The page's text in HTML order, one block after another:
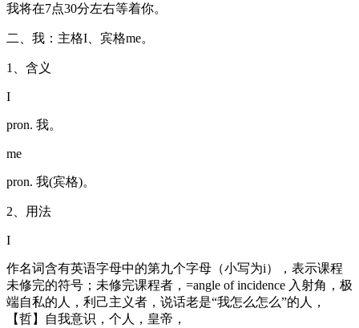
我将在7点30分左右等着你。
二、我：主格I、宾格me。
1、含义
I
pron. 我。
me
pron. 我(宾格)。
2、用法
I
作名词含有英语字母中的第九个字母（小写为i），表示课程
未修完的符号；未修完课程者，=angle of incidence 入射角，极
端自私的人，利己主义者，说话老是“我怎么怎么”的人，
【哲】自我意识，个人，皇帝，